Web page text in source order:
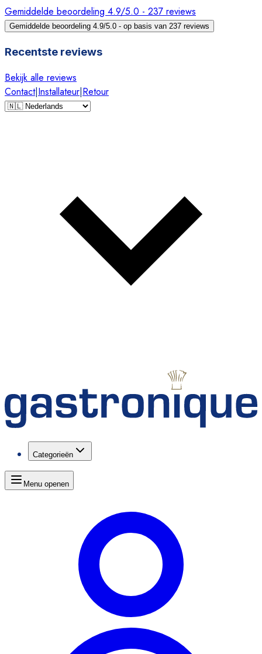
Gemiddelde beoordeling 4.9/5.0 - 237 reviews
Gemiddelde beoordeling 4.9/5.0 - op basis van 237 reviews
Recentste reviews
Bekijk alle reviews
Contact|Installateur|Retour
Categorieën
Menu openen